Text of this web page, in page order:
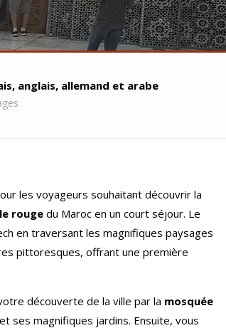
anglais, allemand et arabe
les voyageurs souhaitant découvrir la
rougedu Maroc en un court séjour. Le
en traversant les magnifiques paysages
pittoresques, offrant une première
découverte de la ville par la mosquée
ses magnifiques jardins. Ensuite, vous